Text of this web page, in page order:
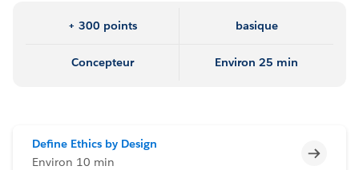
+ 300 points basique
Concepteur Environ 25 min
Define Ethics by Design
Environ 10 min